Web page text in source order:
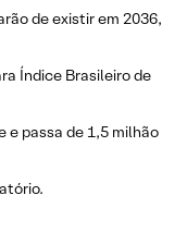
de existir em 2036,
Índice Brasileiro de
e passa de 1,5 milhão